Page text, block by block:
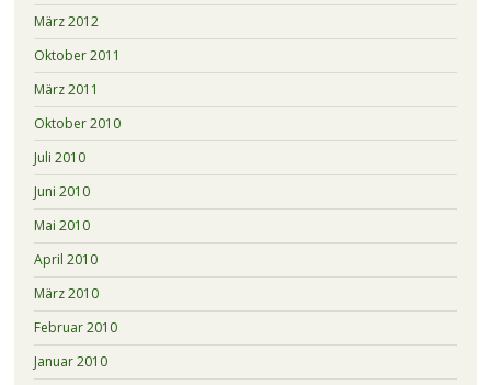
März 2012
Oktober 2011
März 2011
Oktober 2010
Juli 2010
Juni 2010
Mai 2010
April 2010
März 2010
Februar 2010
Januar 2010